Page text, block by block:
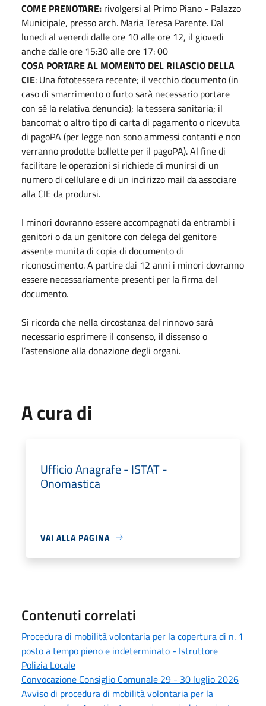
COME PRENOTARE: rivolgersi al Primo Piano - Palazzo
Municipale, presso arch. Maria Teresa Parente. Dal
lunedi al venerdi dalle ore 10 alle ore 12, il giovedi
anche dalle ore 15:30 alle ore 17: 00
COSA PORTARE AL MOMENTO DEL RILASCIO DELLA
CIE: Una fototessera recente; il vecchio documento (in
caso di smarrimento o furto sarà necessario portare
con sé la relativa denuncia); la tessera sanitaria; il
bancomat o altro tipo di carta di pagamento o ricevuta
di pagoPA (per legge non sono ammessi contanti e non
verranno prodotte bollette per il pagoPA). Al fine di
facilitare le operazioni si richiede di munirsi di un
numero di cellulare e di un indirizzo mail da associare
alla CIE da prodursi.
I minori dovranno essere accompagnati da entrambi i
genitori o da un genitore con delega del genitore
assente munita di copia di documento di
riconoscimento. A partire dai 12 anni i minori dovranno
essere necessariamente presenti per la firma del
documento.
Si ricorda che nella circostanza del rinnovo sarà
necessario esprimere il consenso, il dissenso o
l’astensione alla donazione degli organi.
A cura di
Ufficio Anagrafe - ISTAT -
Onomastica
VAI ALLA PAGINA
Contenuti correlati
Procedura di mobilità volontaria per la copertura di n. 1
posto a tempo pieno e indeterminato - Istruttore
Polizia Locale
Convocazione Consiglio Comunale 29 - 30 luglio 2026
Avviso di procedura di mobilità volontaria per la